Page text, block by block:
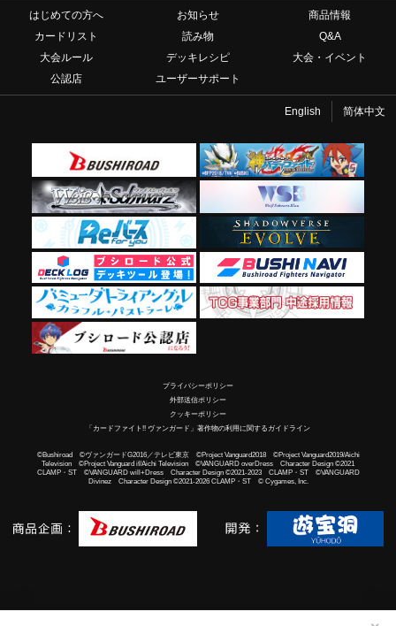
はじめての方へ お知らせ
商品情報
カードリスト
読み物
Q&A
大会ルール
デッキレシピ
大会・イベント
公認店
ユーザーサポート
English 简体中文
プライバシーポリシー
外部送信ポリシー
クッキーポリシー
「カードファイト!! ヴァンガード」著作物の利用に関するガイドライン
©Bushiroad ©ヴァンガードG2016／テレビ東京 ©Project Vanguard2018 ©Project Vanguard2019/Aichi
Television ©Project Vanguard if/Aichi Television ©VANGUARD overDress Character Design ©2021
CLAMP・ST ©VANGUARD will+Dress Character Design ©2021-2023 CLAMP・ST ©VANGUARD
Divinez Character Design ©2021-2026 CLAMP・ST © Cygames, Inc.